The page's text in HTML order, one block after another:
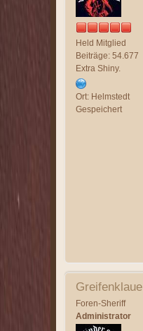
Held Mitglied
Beiträge: 54.677
Extra Shiny.
Ort: Helmstedt
Gespeichert
Greifenklaue
Foren-Sheriff
Administrator